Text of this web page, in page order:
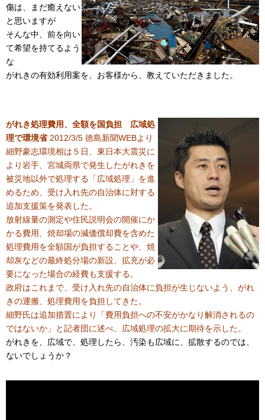
傷は、まだ癒えない
と思いますが
そんな中、前を向い
て希望を持てるよう
な
がれきの有効利用案を、お客様から、教えていただきました。
がれき処理費用、全額を国負担 広域処
理で環境省2012/3/5 徳島新聞WEBより
細野豪志環境相は５日、東日本大震災に
より岩手、宮城両県で発生したがれきを
被災地以外で処理する「広域処理」を進
めるため、受け入れ先の自治体に対する
追加支援策を発表した。
放射線量の測定や住民説明会の開催にか
かる費用、焼却場の減価償却費を含めた
処理費用を全額国が負担することや、焼
却灰などの最終処分場の新設、拡充が必
要になった場合の経費も支援する。
政府はこれまで、受け入れ先の自治体に負担が生じないよう、がれ
きの運搬、処理費用を負担してきた。
細野氏は追加措置により「費用負担への不安がかなり解消されるの
ではないか」と記者団に述べ、広域処理の拡大に期待を示した。
がれきを、広域で、処理したら、汚染も広域に、拡散するのでは、
ないでしょうか？